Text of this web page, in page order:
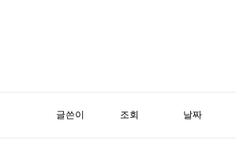
글쓴이 조회 날짜